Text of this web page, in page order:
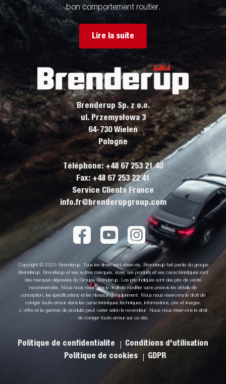
bon comportement routier.
Lire la suite
Brenderup Sp. z o.o.
ul. Przemysłowa 3
64-730 Wieleń
Pologne
Téléphone: +48 67 253 21 40
Fax: +48 67 253 22 41
Service Clients France
info.fr@brenderupgroup.com
Copyright © 2025 Brenderup. Tous les droits sont réservés. Brenderup fait partie du groupe
Brenderup. Brenderup et ses autres marques, avec ses produits et ses caractéristiques sont
des marques déposées du Groupe Brenderup. Les prix indiqués sont des prix de vente
recommandés. Nous nous réservons le droit de modifier sans préavis les détails de
conception, les spécifications et les niveaux d'équipement. Nous nous réservons le droit de
corriger toute erreur dans les caractéristiques techniques, informations, prix et images.
L’offre et la gamme de produits peut varier selon le revendeur. Nous nous réservons le droit
de corriger toute erreur sur ce site.
Politique de confidentialite
Conditions d'utilisation
Politique de cookies
GDPR